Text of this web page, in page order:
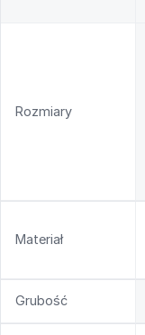
Rozmiary
Materiał
Grubość